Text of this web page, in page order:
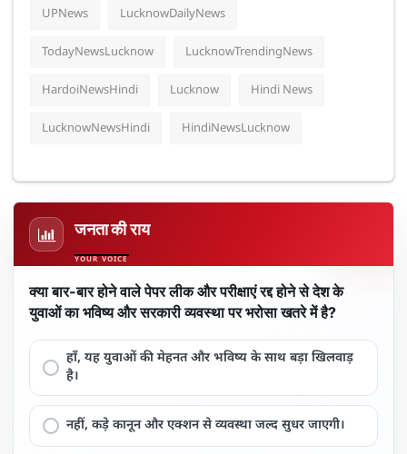
UPNews LucknowDailyNews
TodayNewsLucknow LucknowTrendingNews
HardoiNewsHindi Lucknow Hindi News
LucknowNewsHindi HindiNewsLucknow
जनता की राय
क्या बार-बार होने वाले पेपर लीक और परीक्षाएं रद्द होने से देश के
युवाओं का भविष्य और सरकारी व्यवस्था पर भरोसा खतरे में है?
हाँ, यह युवाओं की मेहनत और भविष्य के साथ बड़ा खिलवाड़
है।
नहीं, कड़े कानून और एक्शन से व्यवस्था जल्द सुधर जाएगी।